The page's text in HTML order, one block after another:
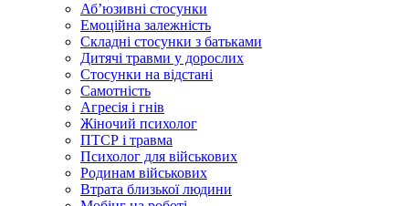
Абʼюзивні стосунки
Емоційна залежність
Складні стосунки з батьками
Дитячі травми у дорослих
Стосунки на відстані
Самотність
Агресія і гнів
Жіночий психолог
ПТСР і травма
Психолог для військових
Родинам військових
Втрата близької людини